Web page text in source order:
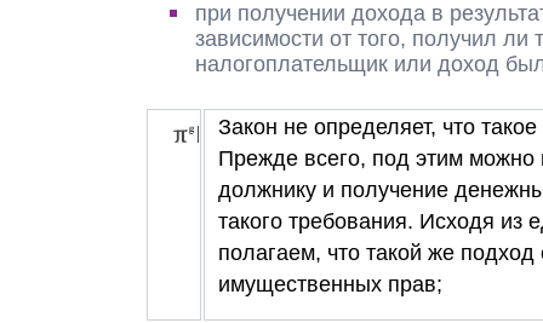
при получении дохода в
зависимости от того, получил ли
налогоплательщик или доход
Закон не определяет, что
Прежде всего, под этим можно
должнику и получение
такого требования. Исходя из
полагаем, что такой же подход
имущественных прав;